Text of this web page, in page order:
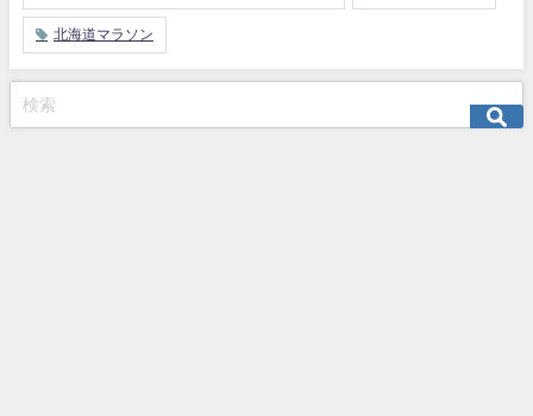
北海道マラソン